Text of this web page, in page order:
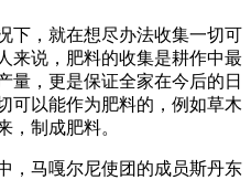
，就在想尽办法收集一切可
来说，肥料的收集是耕作中最
量，更是保证全家在今后的日
可以能作为肥料的，例如草木
，制成肥料。
马嘎尔尼使团的成员斯丹东